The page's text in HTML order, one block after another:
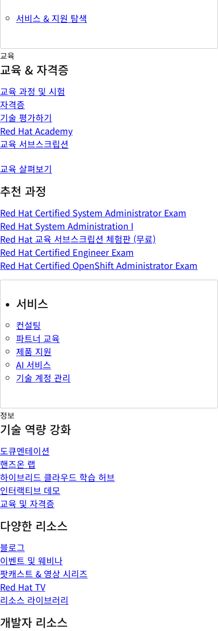
서비스 & 지원 탐색
교육
교육 & 자격증
교육 과정 및 시험
자격증
기술 평가하기
Red Hat Academy
교육 서브스크립션
교육 살펴보기
추천 과정
Red Hat Certified System Administrator Exam
Red Hat System Administration I
Red Hat 교육 서브스크립션 체험판 (무료)
Red Hat Certified Engineer Exam
Red Hat Certified OpenShift Administrator Exam
서비스
컨설팅
파트너 교육
제품 지원
AI 서비스
기술 계정 관리
정보
기술 역량 강화
도큐멘테이션
핸즈온 랩
하이브리드 클라우드 학습 허브
인터랙티브 데모
교육 및 자격증
다양한 리소스
블로그
이벤트 및 웨비나
팟캐스트 & 영상 시리즈
Red Hat TV
리소스 라이브러리
개발자 리소스